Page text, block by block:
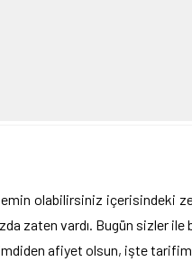
olabilirsiniz içerisindeki
zaten vardı. Bugün sizler ile
afiyet olsun, işte